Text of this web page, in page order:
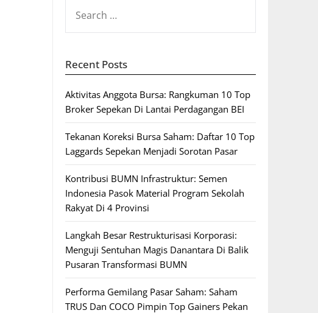
FOR:
Recent Posts
Aktivitas Anggota Bursa: Rangkuman 10 Top
Broker Sepekan Di Lantai Perdagangan BEI
Tekanan Koreksi Bursa Saham: Daftar 10 Top
Laggards Sepekan Menjadi Sorotan Pasar
Kontribusi BUMN Infrastruktur: Semen
Indonesia Pasok Material Program Sekolah
Rakyat Di 4 Provinsi
Langkah Besar Restrukturisasi Korporasi:
Menguji Sentuhan Magis Danantara Di Balik
Pusaran Transformasi BUMN
Performa Gemilang Pasar Saham: Saham
TRUS Dan COCO Pimpin Top Gainers Pekan